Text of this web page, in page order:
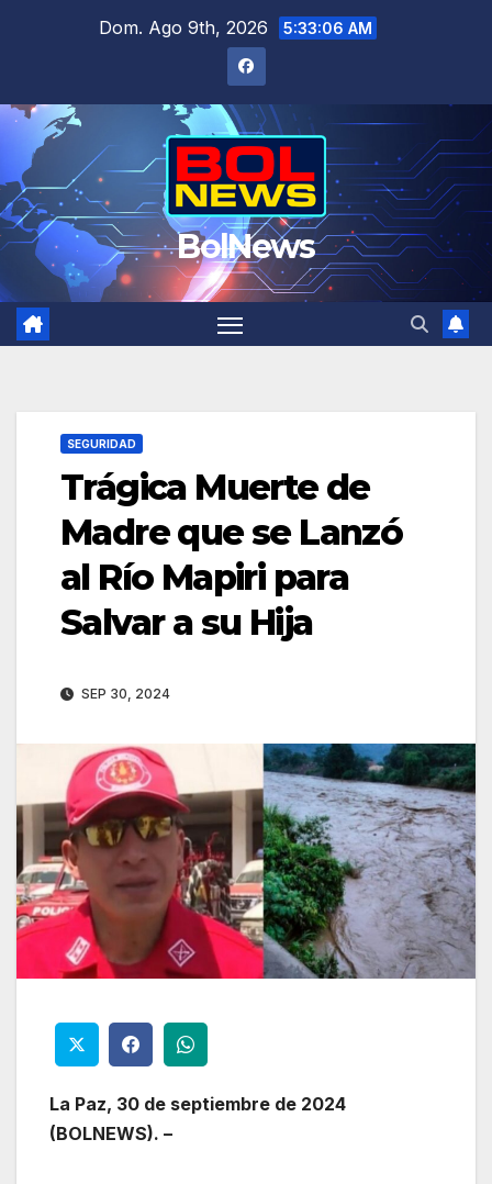
Dom. Ago 9th, 2026 5:33:07 AM
BolNews
SEGURIDAD
Trágica Muerte de
Madre que se Lanzó
al Río Mapiri para
Salvar a su Hija
SEP 30, 2024
La Paz, 30 de septiembre de 2024
(BOLNEWS). –